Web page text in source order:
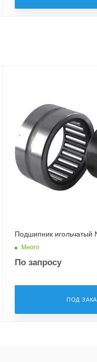
Подшипник игольчатый
Много
По запросу
ПОД